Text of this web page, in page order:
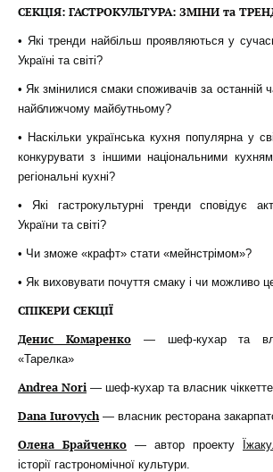
СЕКЦІЯ: ГАСТРОКУЛЬТУРА: ЗМІНИ та
• Які тренди найбільш проявляються у
Україні та світі?
• Як змінилися смаки споживачів за останній
найближчому майбутньому?
• Наскільки українська кухня популярна у
конкурувати з іншими національними
регіональні кухні?
• Які гастрокультурні тренди сповідує
України та світі?
• Чи зможе «крафт» стати «мейнстрімом»?
• Як виховувати почуття смаку і чи можливо
СПІКЕРИ СЕКЦІЇ
Денис Комаренко— шеф-кухар та
«Тарелка»
Andrea Nori — шеф-кухар та власник
Dana Iurovych— власник ресторана
Олена Брайченко — автор проекту
історії гастрономічної культури.